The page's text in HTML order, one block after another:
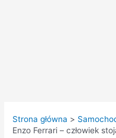
Strona główna
Enzo Ferrari – człowiek